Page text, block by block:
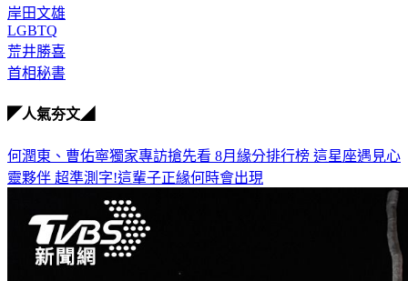
岸田文雄
LGBTQ
荒井勝喜
首相秘書
◤人氣夯文◢
何潤東、曹佑寧獨家專訪搶先看 8月緣分排行榜 這星座遇見心
靈夥伴 超準測字!這輩子正緣何時會出現